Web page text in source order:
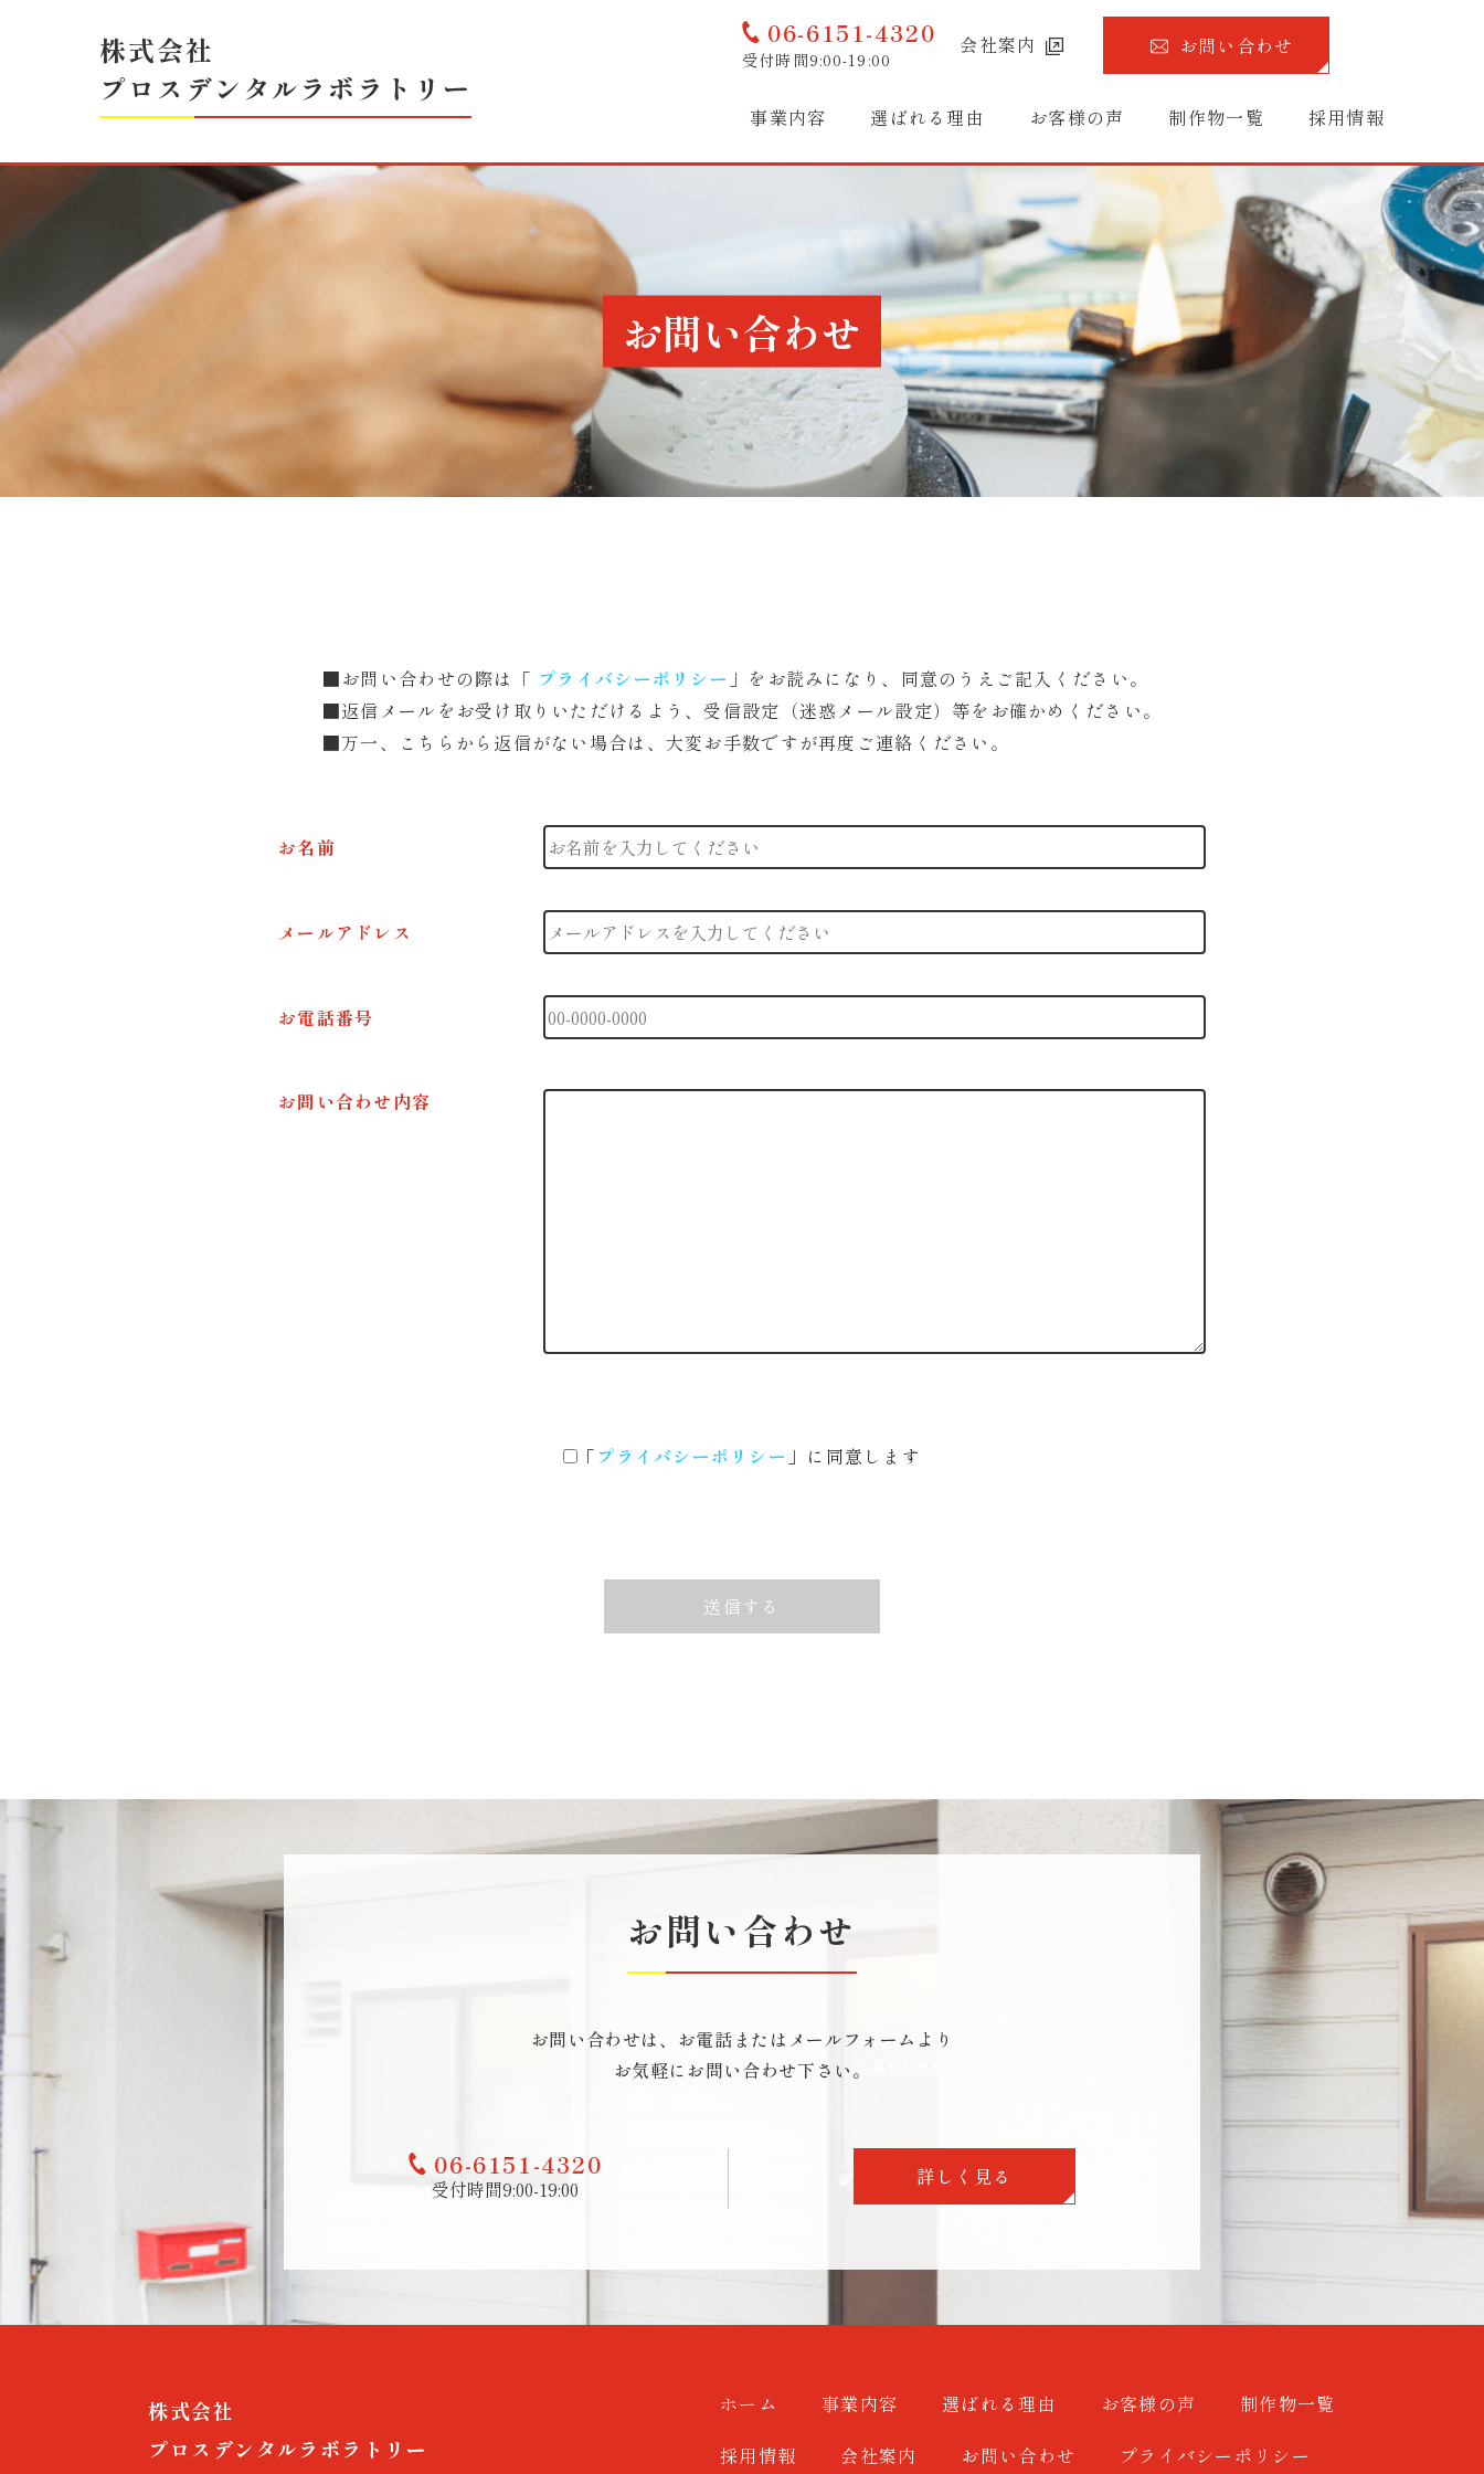
株式会社
プロスデンタルラボラトリー
06-6151-4320
受付時間9:00-19:00
会社案内 お問い合わせ
事業内容 選ばれる理由 お客様の声 制作物一覧 採用情報
お問い合わせ
■お問い合わせの際は「 プライバシーポリシー 」をお読みになり、同意のうえご記入ください。
■返信メールをお受け取りいただけるよう、受信設定（迷惑メール設定）等をお確かめください。
■万一、こちらから返信がない場合は、大変お手数ですが再度ご連絡ください。
お名前
メールアドレス
お電話番号
お問い合わせ内容
「プライバシーポリシー 」 に同意します
送信する
お問い合わせ
お問い合わせは、 お電話またはメールフォームより
お気軽にお問い合わせ下さい。
06-6151-4320
受付時間9:00-19:00 詳しく見る
株式会社
プロスデンタルラボラトリー
ホーム 事業内容 選ばれる理由 お客様の声
制作物一覧
採用情報
会社案内 お問い合わせ プライバシーポリシー